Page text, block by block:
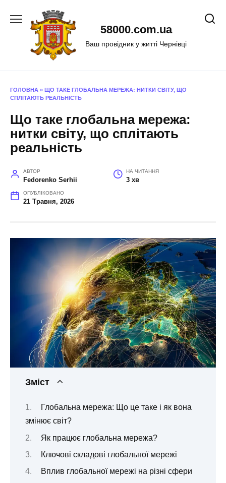
58000.com.ua
Ваш провідник у житті Чернівці
ГОЛОВНА » ЩО ТАКЕ ГЛОБАЛЬНА МЕРЕЖА: НИТКИ СВІТУ, ЩО
СПЛІТАЮТЬ РЕАЛЬНІСТЬ
Що таке глобальна мережа:
нитки світу, що сплітають
реальність
АВТОР
Fedorenko Serhii
НА ЧИТАННЯ
3 хв
ОПУБЛІКОВАНО
21 Травня, 2026
Зміст
Глобальна мережа: Що це таке і як вона
змінює світ?
Як працює глобальна мережа?
Ключові складові глобальної мережі
Вплив глобальної мережі на різні сфери